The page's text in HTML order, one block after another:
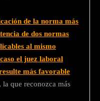
de la norma más
de dos normas
al mismo
el juez laboral
más favorable
la que reconozca más